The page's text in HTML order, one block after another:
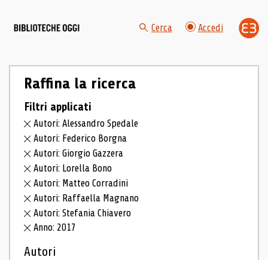
Cerca Accedi
Raffina la ricerca
Filtri applicati
Autori: Alessandro Spedale
Autori: Federico Borgna
Autori: Giorgio Gazzera
Autori: Lorella Bono
Autori: Matteo Corradini
Autori: Raffaella Magnano
Autori: Stefania Chiavero
Anno: 2017
Autori